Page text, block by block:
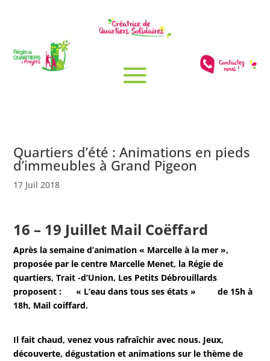
Quartiers d’été : Animations en pieds
d’immeubles à Grand Pigeon
17 Juil 2018
16 – 19 Juillet Mail Coëffard
Après la semaine d’animation « Marcelle à la mer »,
proposée par le centre Marcelle Menet, la Régie de
quartiers, Trait -d’Union, Les Petits Débrouillards
proposent :« L’eau dans tous ses états » de 15h à
18h, Mail coiffard.
Il fait chaud, venez vous rafraîchir avec nous. Jeux,
découverte, dégustation et animations sur le thème de